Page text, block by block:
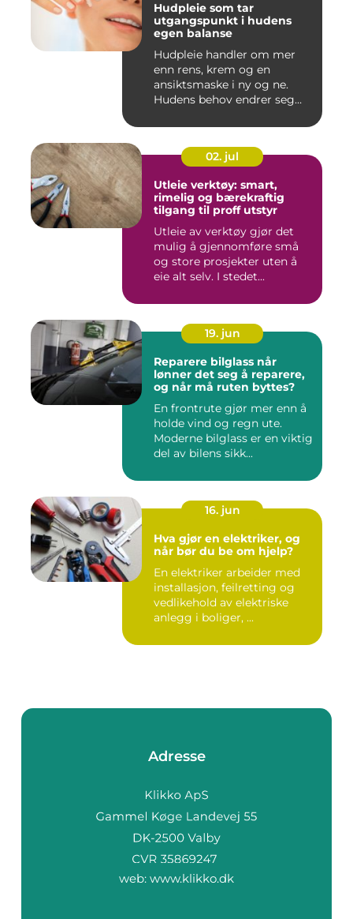
Hudpleie som tar
utgangspunkt i hudens
egen balanse
Hudpleie handler om mer
enn rens, krem og en
ansiktsmaske i ny og ne.
Hudens behov endrer seg
02. jul
Utleie verktøy: smart,
rimelig og bærekraftig
tilgang til proff utstyr
Utleie av verktøy gjør det
mulig å gjennomføre små
og store prosjekter uten å
eie alt selv. I stedet...
19. jun
Reparere bilglass når
lønner det seg å reparere,
og når må ruten byttes?
En frontrute gjør mer enn å
holde vind og regn ute.
Moderne bilglass er en viktig
del av bilens sikk...
16. jun
Hva gjør en elektriker, og
når bør du be om hjelp?
En elektriker arbeider med
installasjon, feilretting og
vedlikehold av elektriske
anlegg i boliger, ...
Adresse
web: www.klikko.dk